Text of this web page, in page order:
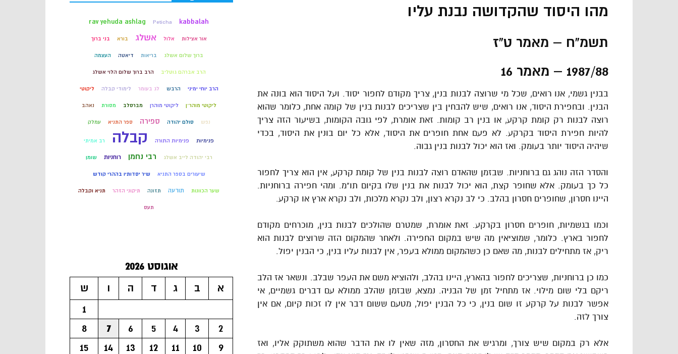
מהו היסוד שהקדושה נבנת עליו
תשמ"ח – מאמר ט"ז
1987/88 – מאמר 16
בבנין גשמי, אנו רואים, שכל מי שרוצה לבנות בנין, צריך מקודם לחפור יסוד. ועל היסוד הוא בונה את
הבנין. ובחפירת היסוד, אנו רואים, שיש להבחין בין שצריכים לבנות בנין של קומה אחת, כלומר שהוא
רוצה לבנות רק קומת קרקע, או בנין רב קומות. זאת אומרת, לפי גובה הקומות, בשיעור הזה צריך
להיות חפירת היסוד בקרקע. לא פעם אחת חופרים את היסוד, אלא כל יום בונין את היסוד, בכדי
שיהיה היסוד יותר בעומק. ואז הוא יכול לבנות בנין גבוה.
והסדר הזה נוהג גם ברוחניות. שבזמן שהאדם רוצה לבנות בנין של קומת קרקע, אין הוא צריך לחפור
כל כך בעומק. אלא שחופר קצת, הוא יכול לבנות את בנין שלו בקיום תו"מ. ומהי חפירה ברוחניות.
היינו חסרון, שחופרים חסרון בהלב. כי לב נקרא רצון, ולב נקרא מלכות, ולב נקרא ארץ או קרקע.
וכמו בגשמיות, חופרים חסרון בקרקע. זאת אומרת, שמטרם שהולכים לבנות בנין, מוכרחים מקודם
לחפור בארץ. כלומר, שמוציאין מה שיש במקום החפירה. ולאחר שהמקום הזה שרוצים לבנות הוא
ריק, אז מתחילים לבנות, מה שאם כן כשהמקום ממולא בעפר, אין לבנות עליו בנין, כי הבנין יפול.
כמו כן ברוחניות, שצריכים לחפור בהארץ, היינו בהלב, ולהוציא משם את העפר שבלב. ונשאר אז הלב
ריקם בלי שום מילוי. אז מתחיל זמן של הבניה. נמצא, שבזמן שהלב ממולא עם דברים גשמיים, אי
אפשר לבנות על קרקע זו שום בנין, כי כל הבנין יפול, מטעם ששום דבר אין לו זכות קיום, אם אין
צורך לזה.
אלא רק במקום שיש צורך, ומרגיש את החסרון, מזה שאין לו את הדבר שהוא משתוקק אליו, ואז
kabbalah
Peticha
rav yehuda ashlag
אור אצילות אלול אשלג בורא בני ברוך
ברוך שלום אשלג בריאות דיאטה העצמה
הרב אברהם גוטליב הרב ברוך שלום הלוי אשלג
הרב יוחי ימיני הרבש לג בעומר לימודי קבלה ליקוטי
ליקוטי מוהר״ן ליקוטי מוהרן מברסלב מסורת נאהב
נפש סולם יהודה ספירה ספר התניא עמלק
פנימיות פנימיות התורה קבלה רב אמיתי
רבי יהודה לייב אשלג רבי נחמן רוחניות שומן
שיעורים בספר התניא שיר יסדותיו בההרי קודש
שער הכוונות תודעה תזונה תיקוני הזהר תניא וקבלה
תעס
אוגוסט 2026
א
ב ג ד ה ו
ש
1
2
3
4
5
6
7
8
9
10
11
12
13
14
15